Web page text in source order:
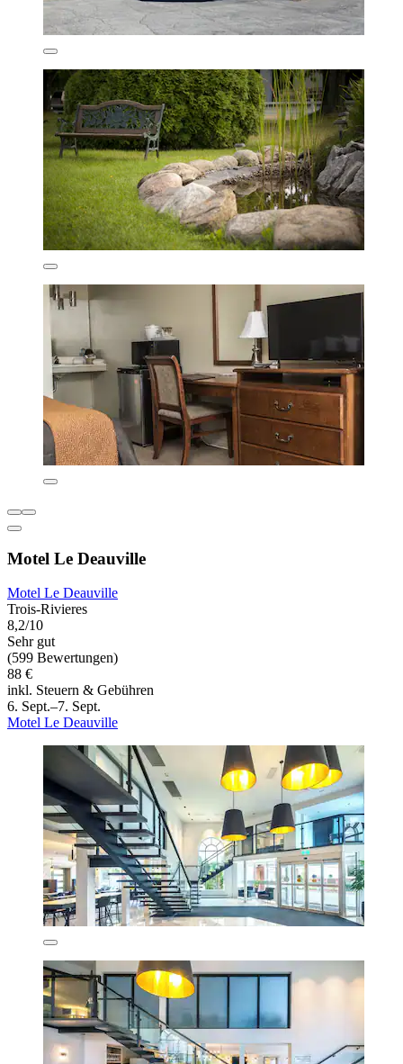
Motel Le Deauville
Motel Le Deauville
Trois-Rivieres
8,2/10
Sehr gut
(599 Bewertungen)
88 €
inkl. Steuern & Gebühren
6. Sept.–7. Sept.
Motel Le Deauville